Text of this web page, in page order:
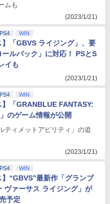
ムも
(2023/1/21)
PS4 WIN
】「GBVS ライジング」、要
ルバック」に対応！ PSとS
イも
(2023/1/21)
PS4 WIN
】「GRANBLUE FANTASY:
のゲーム情報が公開
ティメットアビリティ」の追
(2023/1/21)
PS4 WIN
】“GBVS”最新作「グランブ
ヴァーサス ライジング」が
予定